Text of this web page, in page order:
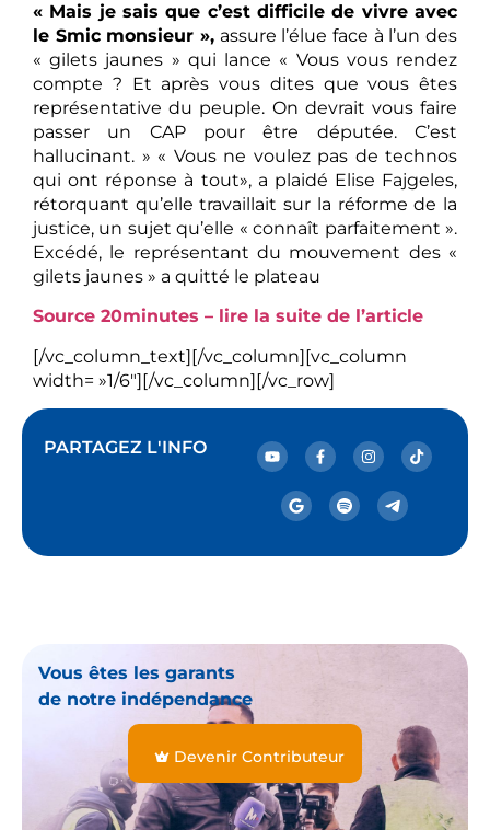
« Mais je sais que c’est difficile de vivre avec
le Smic monsieur », assure l’élue face à l’un des
« gilets jaunes » qui lance « Vous vous rendez
compte ? Et après vous dites que vous êtes
représentative du peuple. On devrait vous faire
passer un CAP pour être députée. C’est
hallucinant. » « Vous ne voulez pas de technos
qui ont réponse à tout», a plaidé Elise Fajgeles,
rétorquant qu’elle travaillait sur la réforme de la
justice, un sujet qu’elle « connaît parfaitement ».
Excédé, le représentant du mouvement des «
gilets jaunes » a quitté le plateau
Source 20minutes – lire la suite de l’article
[/vc_column_text][/vc_column][vc_column
width= »1/6″][/vc_column][/vc_row]
PARTAGEZ L'INFO
Vous êtes les garants
de notre indépendance
Devenir Contributeur